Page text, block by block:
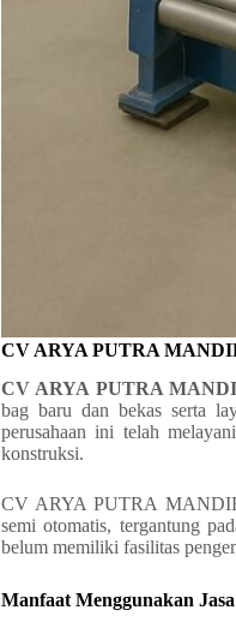
CV ARYA PUTRA
CV ARYA PUTRA
bag baru dan bekas serta
perusahaan ini telah
konstruksi.
CV ARYA PUTRA
semi otomatis, tergantung
belum memiliki fasilitas
Manfaat Menggunakan